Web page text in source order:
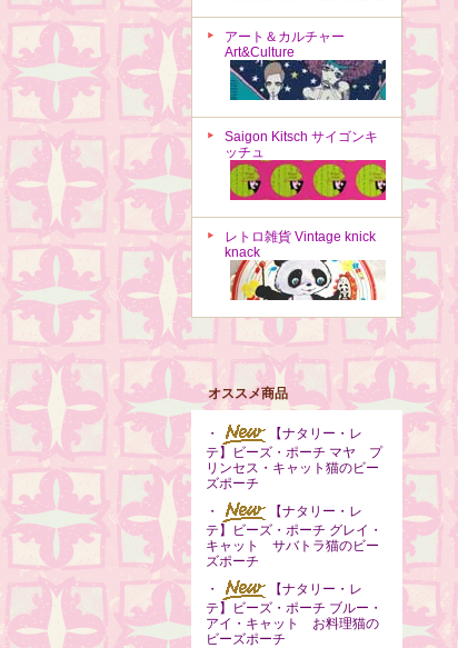
アート＆カルチャー
Art&Culture
Saigon Kitsch サイゴンキ
ッチュ
レトロ雑貨 Vintage knick
knack
オススメ商品
・
【ナタリー・レ
テ】ビーズ・ポーチ マヤ プ
リンセス・キャット猫のビー
ズポーチ
・
【ナタリー・レ
テ】ビーズ・ポーチ グレイ・
キャット サバトラ猫のビー
ズポーチ
・
【ナタリー・レ
テ】ビーズ・ポーチ ブルー・
アイ・キャット お料理猫の
ビーズポーチ